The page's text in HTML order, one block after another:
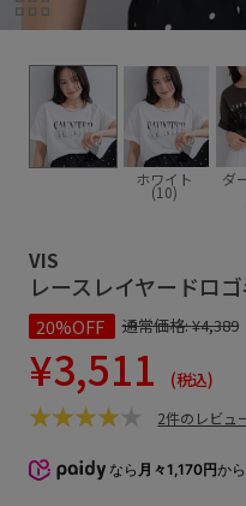
ホワイト
(10)
ダ
VIS
レースレイヤードロ
20%OFF 通常価格:¥4,389
¥3,511 (税込)
2件のレビュ
なら 月々1,170円か